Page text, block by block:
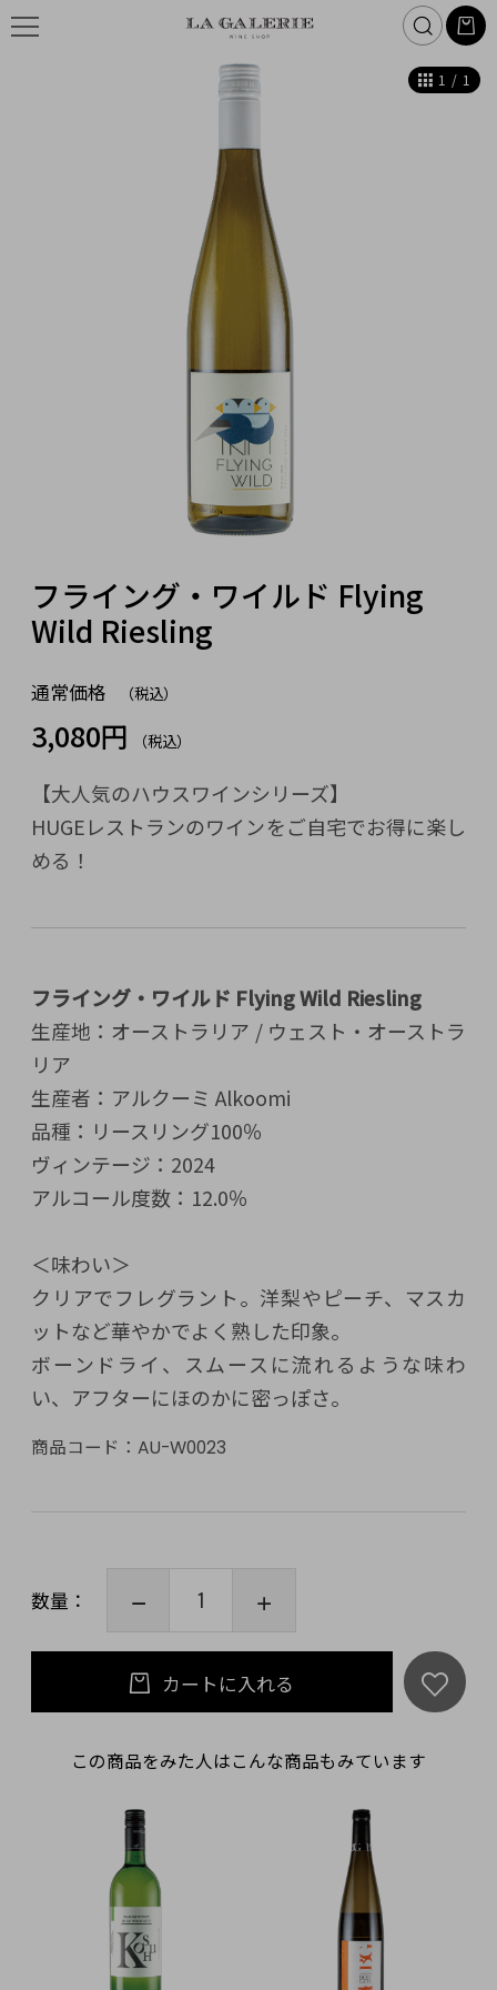
1 / 1
フライング・ワイルド Flying
Wild Riesling
通常価格 （税込）
3,080円 （税込）
【大人気のハウスワインシリーズ】
HUGEレストランのワインをご自宅でお得に楽し
める！
フライング・ワイルド Flying Wild Riesling
生産地：オーストラリア / ウェスト・オーストラ
リア
生産者：アルクーミ Alkoomi
品種：リースリング100％
ヴィンテージ：2024
アルコール度数：12.0％
＜味わい＞
クリアでフレグラント。洋梨やピーチ、マスカ
ットなど華やかでよく熟した印象。
ボーンドライ、スムースに流れるような味わ
い、アフターにほのかに密っぽさ。
商品コード： AU-W0023
数量：
カートに入れる
この商品をみた人はこんな商品もみています